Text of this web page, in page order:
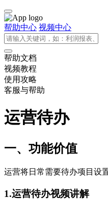
帮助中心 视频中心
帮助文档
视频教程
使用攻略
客服与帮助
运营待办
一、 功能价值
运营将日常需要待办项目设
1.运营待办视频讲解